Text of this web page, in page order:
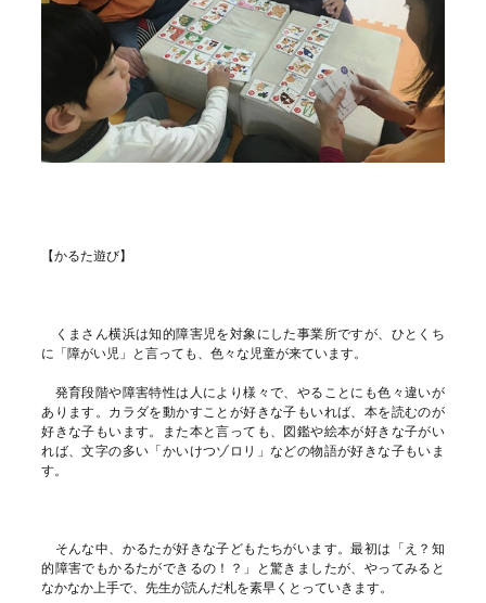
【かるた遊び】
くまさん横浜は知的障害児を対象にした事業所ですが、ひとくち
に「障がい児」と言っても、色々な児童が来ています。
発育段階や障害特性は人により様々で、やることにも色々違いが
あります。カラダを動かすことが好きな子もいれば、本を読むのが
好きな子もいます。また本と言っても、図鑑や絵本が好きな子がい
れば、文字の多い「かいけつゾロリ」などの物語が好きな子もいま
す。
そんな中、かるたが好きな子どもたちがいます。最初は「え？知
的障害でもかるたができるの！？」と驚きましたが、やってみると
なかなか上手で、先生が読んだ札を素早くとっていきます。